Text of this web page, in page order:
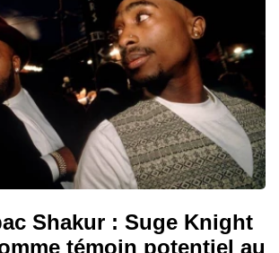
Shakur : Suge Knight
témoin potentiel au